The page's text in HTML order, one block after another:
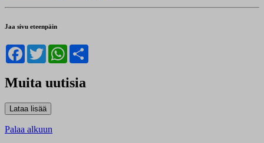
Jaa sivu eteenpäin
Facebook
TwitterWhatsApp
Muita uutisia
Palaa alkuun